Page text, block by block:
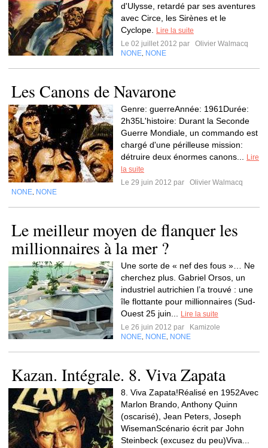
d'Ulysse, retardé par ses aventures
avec Circe, les Sirènes et le
Cyclope.
Lire la suite
Le 02 juillet 2012 par
Olivier Walmacq
NONE NONE
Les Canons de Navarone
Genre: guerreAnnée: 1961Durée:
2h35L'histoire: Durant la Seconde
Guerre Mondiale, un commando est
chargé d'une périlleuse mission:
détruire deux énormes canons...
Lire
la suite
Le 29 juin 2012 par
Olivier Walmacq
NONE NONE
Le meilleur moyen de flanquer les
millionnaires à la mer ?
Une sorte de « nef des fous »… Ne
cherchez plus. Gabriel Orsos, un
industriel autrichien l’a trouvé : une
île flottante pour millionnaires (Sud-
Ouest 25 juin...
Lire la suite
Le 26 juin 2012 par
Kamizole
NONE NONE NONE
Kazan. Intégrale. 8. Viva Zapata
8. Viva Zapata!Réalisé en 1952Avec
Marlon Brando, Anthony Quinn
(oscarisé), Jean Peters, Joseph
WisemanScénario écrit par John
Steinbeck (excusez du peu)Viva...